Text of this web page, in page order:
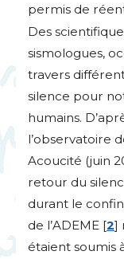
permis de
Des
sismologues,
travers
silence pour
humains.
l’observatoire
Acoucité (juin
retour du
durant le
de l’ADEME [2]
étaient soumis